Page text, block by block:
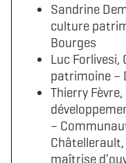
Sandrine
culture
Bourges
Luc Forlivesi,
patrimoine –
Thierry
–
maîtrise